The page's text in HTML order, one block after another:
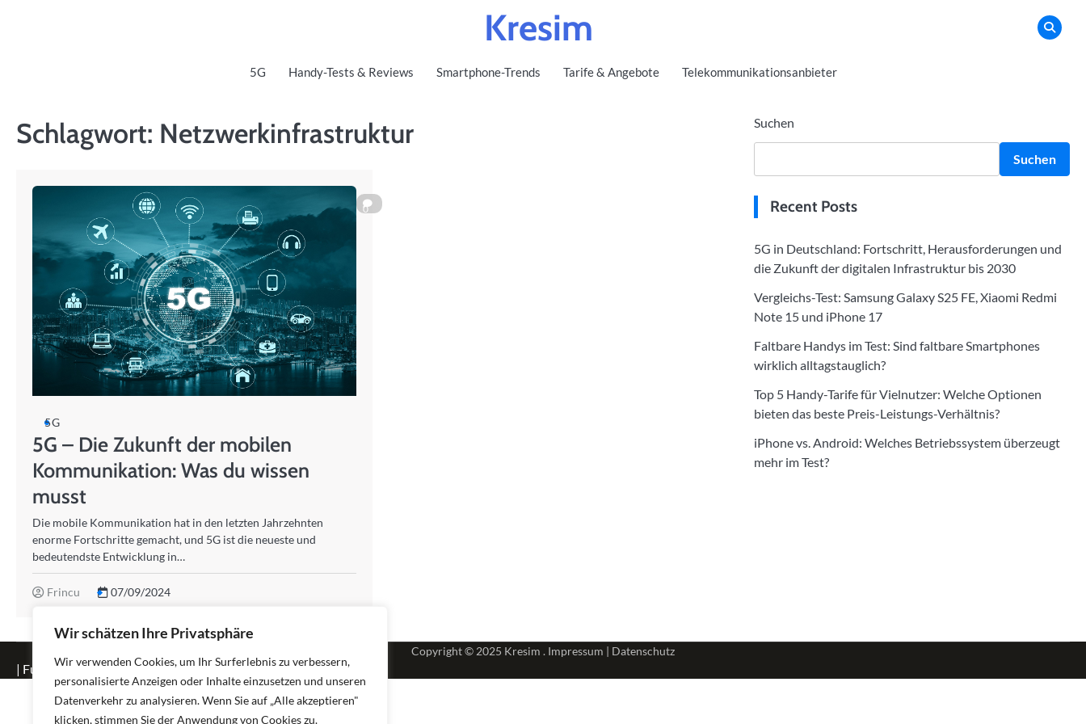
Wir schätzen Ihre Privatsphäre
Wir verwenden Cookies, um Ihr Surferlebnis zu verbessern,
personalisierte Anzeigen oder Inhalte einzusetzen und unseren
Datenverkehr zu analysieren. Wenn Sie auf „Alle akzeptieren"
klicken, stimmen Sie der Anwendung von Cookies zu.
Kresim
5G Handy-Tests & Reviews Smartphone-Trends Tarife & Angebote Telekommunikationsanbieter
Schlagwort: Netzwerkinfrastruktur
0
5G
5G – Die Zukunft der mobilen
Kommunikation: Was du wissen
musst
Die mobile Kommunikation hat in den letzten Jahrzehnten
enorme Fortschritte gemacht, und 5G ist die neueste und
bedeutendste Entwicklung in…
Frincu 07/09/2024
Suchen
Suchen
Recent Posts
5G in Deutschland: Fortschritt, Herausforderungen und
die Zukunft der digitalen Infrastruktur bis 2030
Vergleichs-Test: Samsung Galaxy S25 FE, Xiaomi Redmi
Note 15 und iPhone 17
Faltbare Handys im Test: Sind faltbare Smartphones
wirklich alltagstauglich?
Top 5 Handy-Tarife für Vielnutzer: Welche Optionen
bieten das beste Preis-Leistungs-Verhältnis?
iPhone vs. Android: Welches Betriebssystem überzeugt
mehr im Test?
Copyright © 2025 Kresim . Impressum | Datenschutz
| Fuzion Blog byAscendoor| Powered by WordPress .